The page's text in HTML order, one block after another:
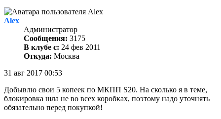
Alex
Администратор
Сообщения: 3175
В клубе с: 24 фев 2011
Откуда: Москва
31 авг 2017 00:53
Добывлю свои 5 копеек по МКПП S20. На сколько я в теме,
блокировка шла не во всех коробках, поэтому надо уточнять
обязательно перед покупкой!